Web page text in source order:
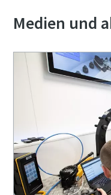
Medien und